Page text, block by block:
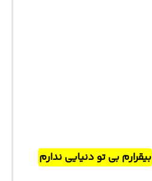
ﺑﻴﻘﺮارم ﺑﻰ ﺗﻮ دﻧﻴﺎﻳﻰ ﻧﺪارم